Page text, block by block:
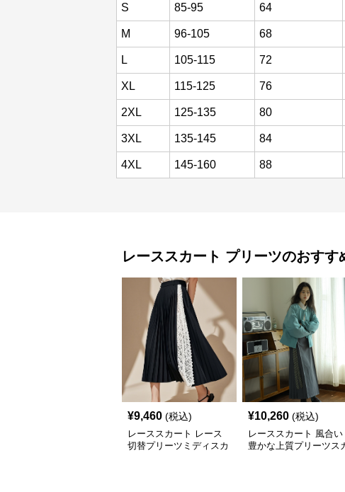
S 85-95 64
M 96-105 68
L 105-115 72
XL 115-125 76
2XL 125-135 80
3XL 135-145 84
4XL 145-160 88
レーススカート プリーツのおすす
¥9,460 (税込)
レーススカート レース
切替プリーツミディスカ
¥10,260 (税込)
レーススカート 風合い
豊かな上質プリーツス